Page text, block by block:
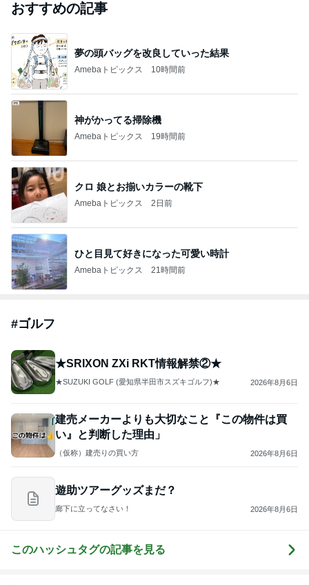
おすすめの記事
夢の頭バッグを改良していった結果
Amebaトピックス 10時間前
神がかってる掃除機
Amebaトピックス 19時間前
クロ 娘とお揃いカラーの靴下
Amebaトピックス 2日前
ひと目見て好きになった可愛い時計
Amebaトピックス 21時間前
#ゴルフ
★SRIXON ZXi RKT情報解禁②★
★SUZUKI GOLF (愛知県半田市スズキゴルフ)★ 2026年8月6日
建売メーカーよりも大切なこと『この物件は買
い』と判断した理由」
（仮称）建売りの買い方 2026年8月6日
遊助ツアーグッズまだ？
廊下に立ってなさい！ 2026年8月6日
このハッシュタグの記事を見る